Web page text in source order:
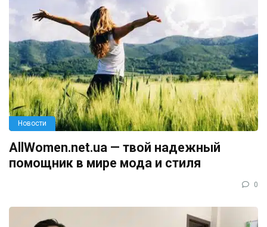
Новости
AllWomen.net.ua — твой надежный
помощник в мире мода и стиля
0